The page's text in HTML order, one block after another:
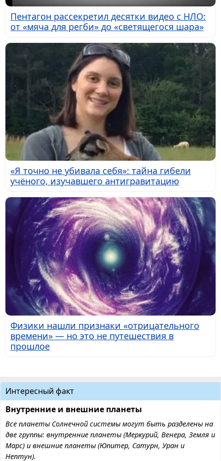
Пентагон рассекретил десятки видео с НЛО:
от «мяча для регби» до «светящегося шара»
«Я точно не убивала себя»: тайна гибели
учёного, изучавшего антигравитацию
Физики нашли признаки «отрицательного
времени» — но это не путешествия в
прошлое
Интересный факт
Внутренние и внешние планеты
Все планеты Солнечной системы могут быть разделены на
две группы: внутренние планеты (Меркурий, Венера, Земля и
Марс) и внешние планеты (Юпитер, Сатурн, Уран и
Нептун).